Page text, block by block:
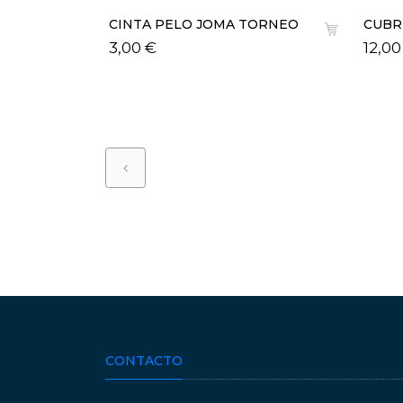
CINTA PELO JOMA TORNEO
3,00 €
CONTACTO